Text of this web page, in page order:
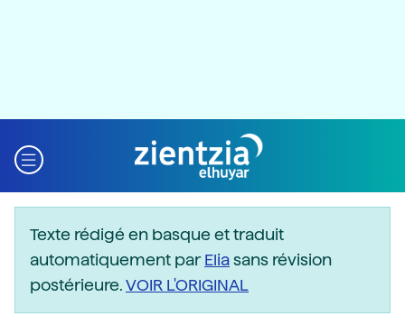
Texte rédigé en basque et traduit
automatiquement parEliasans révision
postérieure.VOIR L'ORIGINAL